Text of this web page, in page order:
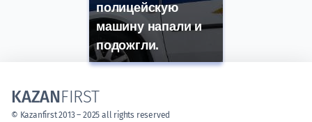
полицейскую
машину напали и
подожгли.
KAZANFIRST
© Kazanfirst 2013 – 2025 all rights reserved